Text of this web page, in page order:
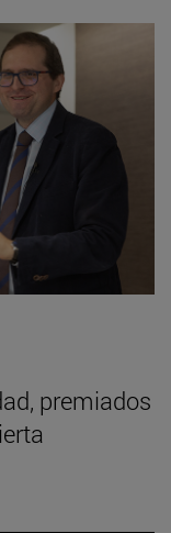
premiados